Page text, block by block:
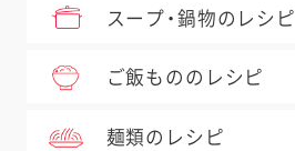
スープ・鍋物のレシピ
ご飯もののレシピ
麺類のレシピ